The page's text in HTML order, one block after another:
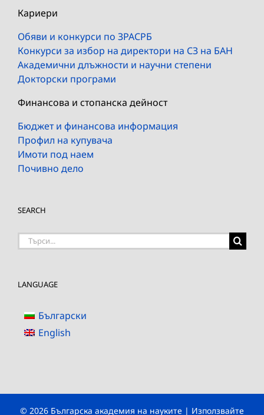
Кариери
Обяви и конкурси по ЗРАСРБ
Конкурси за избор на директори на СЗ на БАН
Академични длъжности и научни степени
Докторски програми
Финансова и стопанска дейност
Бюджет и финансова информация
Профил на купувача
Имоти под наем
Почивно дело
SEARCH
Търсене
LANGUAGE
Български
English
© 2026 Българска академия на науките | Използвайте